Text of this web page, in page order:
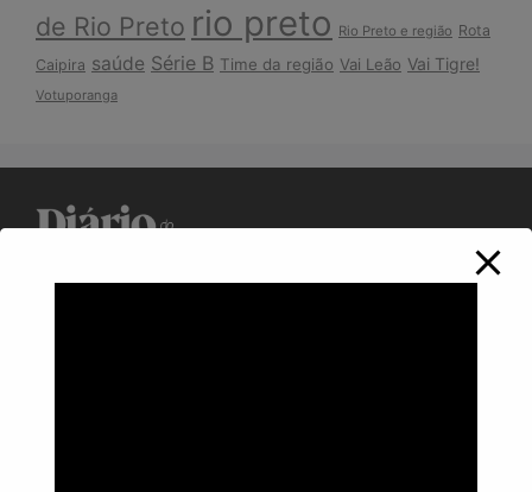
de Rio Preto rio preto Rio Preto e região Rota
Caipira saúde Série B Time da região Vai Leão Vai Tigre!
Votuporanga